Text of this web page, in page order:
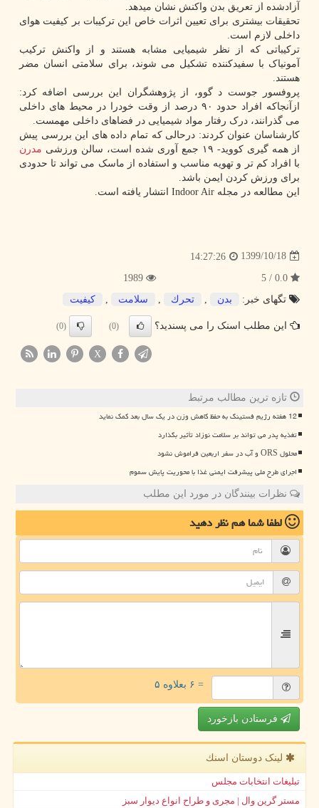
آزادشده از تعریق بدن واکنش نشان میدهد.
تحقیقات بیشتری برای تعیین اثرات خاص این ترکیبات بر کیفیت هوای
داخلی لازم است.
ترکیباتی که از نظر شیمیایی مشابه هستند و از واکنش ترکیب
آمونیاک با سفیدکننده تشکیل می شوند، برای سلامتی انسان مضر
هستند.
پروفسور جوست د گوو، از پژوهشگران این بررسی اضافه کرد:
ازآنجاکه افراد حدود ۹۰ درصد از وقت خودرا در محیط های داخلی
می گذرانند، درک رفتار مواد شیمیایی در فضاهای داخلی مهمست.
کارشناسان عنوان کردند: درحالی که تمام داده های این بررسی پیش
از همه گیری کووید- ۱۹ جمع آوری شده است، سالن ورزشی
مدرن
با افراد کم تر و تهویه مناسب و استفاده از ماسک می تواند تا حدودی
برای ورزش کردن ایمن باشد.
این مطالعه در مجله Indoor Air انتشار یافته است.
1399/10/18
14:27:26
تگهای خبر:
بدن تحرك سلامت كیفیت
این مطلب اسنک را می پسندید؟ (0)
(0)
X
تازه ترین مطالب مرتبط
12 هفته رژیم فستینگ به حفظ کاهش وزن در یک سال بعد کمک نماید
تغذیه پدر می تواند بر سلامت نوزاد تأثیر بگذارد
محلول ORS و آب در سفر اربعین فراموش نشود
اجرای طرح ملی پیشرفت ایمنی غذا با محوریت پایش سموم
نظرات بینندگان در مورد این مطلب
لطفا شما همنظر دهید
= ۶ بعلاوه ۵
فرستادن بازخورد
لینک دوستان اسنك
تبلیغات انتخابات مجلس
مستر گرین وال | مجری و طراح انواع دیوار سبز